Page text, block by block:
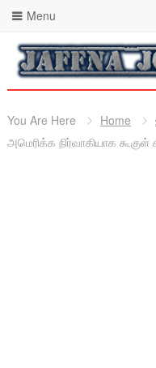
Menu
You Are Here Home
அமெரிக்க நிர்வாகியாக கூகுள்